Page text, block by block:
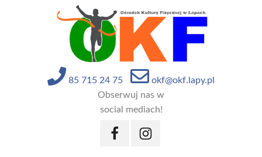
85 715 24 75
okf@okf.lapy.pl
Obserwuj nas w
social mediach!
FacebookInstagram